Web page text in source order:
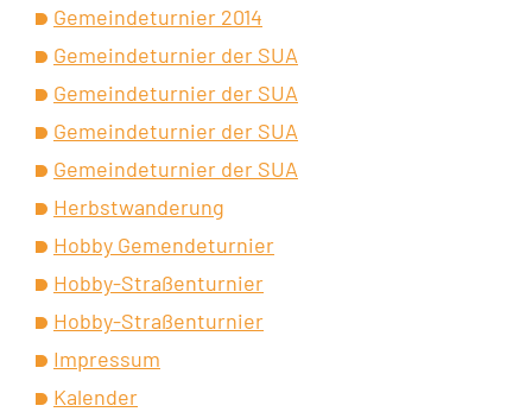
Gemeindeturnier 2014
Gemeindeturnier der SUA
Gemeindeturnier der SUA
Gemeindeturnier der SUA
Gemeindeturnier der SUA
Herbstwanderung
Hobby Gemendeturnier
Hobby-Straßenturnier
Hobby-Straßenturnier
Impressum
Kalender